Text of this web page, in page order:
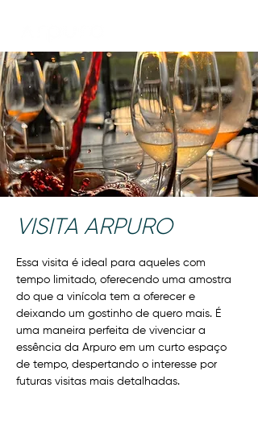
VISITA ARPURO
Essa visita é ideal para aqueles com
tempo limitado, oferecendo uma amostra
do que a vinícola tem a oferecer e
deixando um gostinho de quero mais. É
uma maneira perfeita de vivenciar a
essência da Arpuro em um curto espaço
de tempo, despertando o interesse por
futuras visitas mais detalhadas.